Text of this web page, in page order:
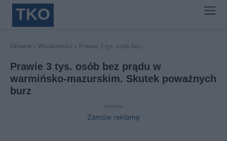
TKO
Główna Wiadomości Prawie 3 tys. osób bez...
Prawie 3 tys. osób bez prądu w
warmińsko-mazurskim. Skutek poważnych
burz
reklama
Zamów reklamę